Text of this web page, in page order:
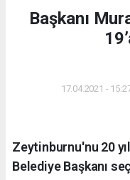
Başkanı
17.04.2021 -
Zeytinburnu'nu 20
Belediye Başkanı